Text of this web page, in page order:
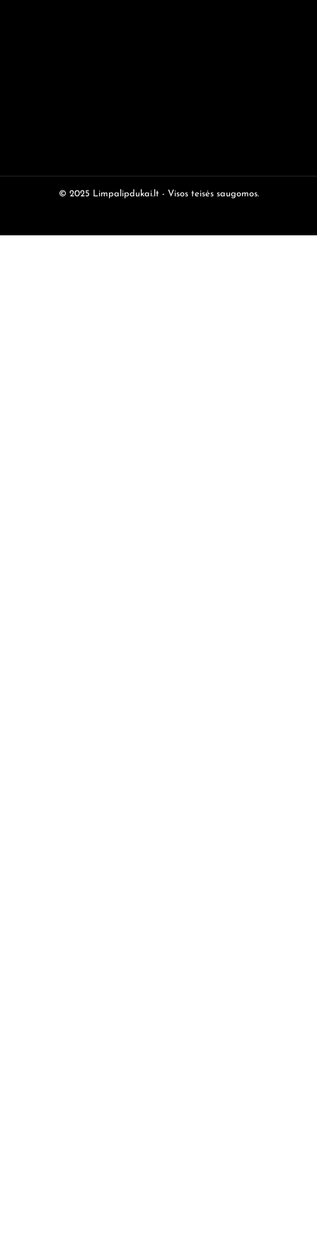
© 2025 Limpalipdukai.lt - Visos teisės saugomos.